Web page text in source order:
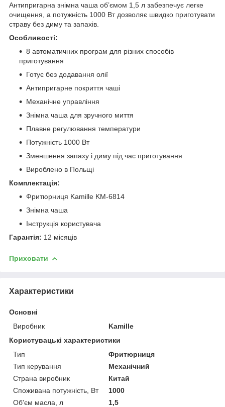
Антипригарна знімна чаша об’ємом 1,5 л забезпечує легке
очищення, а потужність 1000 Вт дозволяє швидко приготувати
страву без диму та запахів.
Особливості:
8 автоматичних програм для різних способів
приготування
Готує без додавання олії
Антипригарне покриття чаші
Механічне управління
Знімна чаша для зручного миття
Плавне регулювання температури
Потужність 1000 Вт
Зменшення запаху і диму під час приготування
Вироблено в Польщі
Комплектація:
Фритюрниця Kamille KM-6814
Знімна чаша
Інструкція користувача
Гарантія: 12 місяців
Приховати
Характеристики
Основні
Виробник
Kamille
Користувацькі характеристики
Тип
Фритюрниця
Тип керування
Механічний
Страна виробник
Китай
Споживана потужність, Вт
1000
Об'єм масла, л
1,5